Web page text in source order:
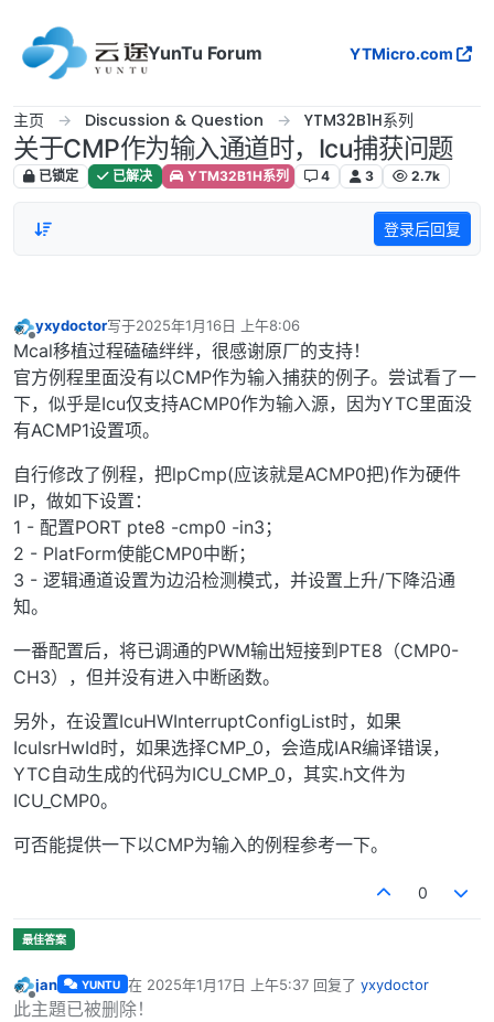
YunTu Forum
YTMicro.com
主页 Discussion & Question YTM32B1H系列
关于CMP作为输入通道时，Icu捕获问题
已锁定 已解决 YTM32B1H系列 4 3 2.7k
登录后回复
离线
yxydoctor写于2025年1月16日 上午8:06
最后由 编辑
Mcal移植过程磕磕绊绊，很感谢原厂的支持！
官方例程里面没有以CMP作为输入捕获的例子。尝试看了一
下，似乎是Icu仅支持ACMP0作为输入源，因为YTC里面没
有ACMP1设置项。
自行修改了例程，把lpCmp(应该就是ACMP0把)作为硬件
IP，做如下设置：
1 - 配置PORT pte8 -cmp0 -in3；
2 - PlatForm使能CMP0中断；
3 - 逻辑通道设置为边沿检测模式，并设置上升/下降沿通
知。
一番配置后，将已调通的PWM输出短接到PTE8（CMP0-
CH3），但并没有进入中断函数。
另外，在设置IcuHWInterruptConfigList时，如果
IcuIsrHwId时，如果选择CMP_0，会造成IAR编译错误，
YTC自动生成的代码为ICU_CMP_0，其实.h文件为
ICU_CMP0。
可否能提供一下以CMP为输入的例程参考一下。
0
离线
jan YUNTU 在 2025年1月17日 上午5:37回复了 yxydoctor
最后由 编辑
此主題已被删除！